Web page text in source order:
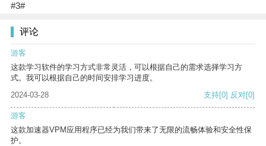
#3#
评论
游客
这款学习软件的学习方式非常灵活，可以根据自己的需求选择学习方
式。我可以根据自己的时间安排学习进度。
2024-03-28
支持[0] 反对[0]
游客
这款加速器VPM应用程序已经为我们带来了无限的流畅体验和安全性保
护。